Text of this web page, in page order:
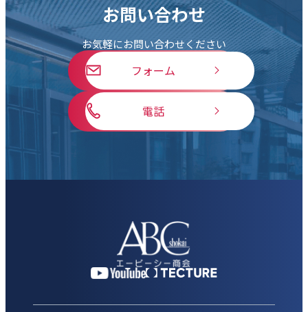
お問い合わせ
お気軽にお問い合わせください
フォーム
電話